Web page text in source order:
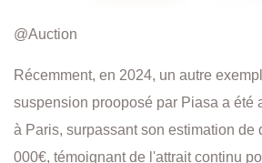
@Auction
Récemment, en 2024, un autre
suspension prooposé par Piasa a été
à Paris, surpassant son estimation de
000€, témoignant de l'attrait continu